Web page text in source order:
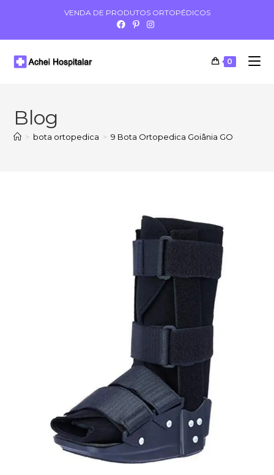
VENDA DE PRODUTOS ORTOPÉDICOS
0
Blog
> bota ortopedica > 9 Bota Ortopedica Goiânia GO